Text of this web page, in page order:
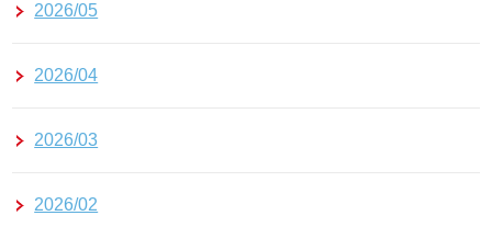
2026/05
2026/04
2026/03
2026/02